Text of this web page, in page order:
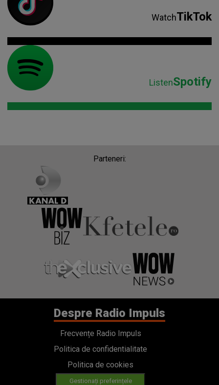
WatchTikTok
ListenSpotify
Parteneri:
Despre Radio Impuls
Frecvențe Radio Impuls
Politica de confidentialitate
Politica de cookies
Gestionați preferințele